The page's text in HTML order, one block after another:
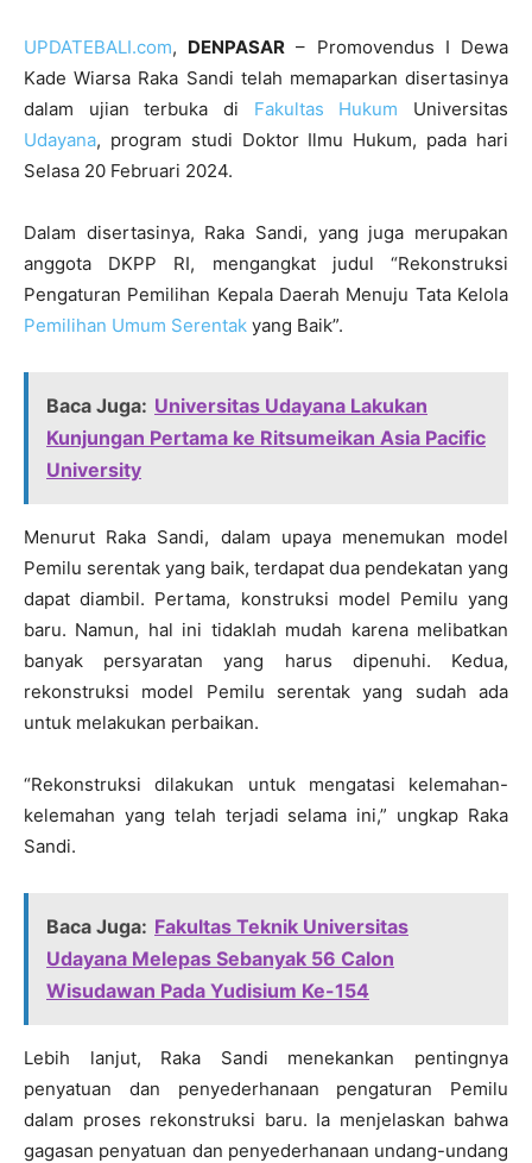
UPDATEBALI.com, DENPASAR – Promovendus I Dewa
Kade Wiarsa Raka Sandi telah memaparkan disertasinya
dalam ujian terbuka di Fakultas Hukum Universitas
Udayana, program studi Doktor Ilmu Hukum, pada hari
Selasa 20 Februari 2024.
Dalam disertasinya, Raka Sandi, yang juga merupakan
anggota DKPP RI, mengangkat judul “Rekonstruksi
Pengaturan Pemilihan Kepala Daerah Menuju Tata Kelola
Pemilihan Umum Serentak yang Baik”.
Baca Juga: Universitas Udayana Lakukan
Kunjungan Pertama ke Ritsumeikan Asia Pacific
University
Menurut Raka Sandi, dalam upaya menemukan model
Pemilu serentak yang baik, terdapat dua pendekatan yang
dapat diambil. Pertama, konstruksi model Pemilu yang
baru. Namun, hal ini tidaklah mudah karena melibatkan
banyak persyaratan yang harus dipenuhi. Kedua,
rekonstruksi model Pemilu serentak yang sudah ada
untuk melakukan perbaikan.
“Rekonstruksi dilakukan untuk mengatasi kelemahan-
kelemahan yang telah terjadi selama ini,” ungkap Raka
Sandi.
Baca Juga: Fakultas Teknik Universitas
Udayana Melepas Sebanyak 56 Calon
Wisudawan Pada Yudisium Ke-154
Lebih lanjut, Raka Sandi menekankan pentingnya
penyatuan dan penyederhanaan pengaturan Pemilu
dalam proses rekonstruksi baru. Ia menjelaskan bahwa
gagasan penyatuan dan penyederhanaan undang-undang